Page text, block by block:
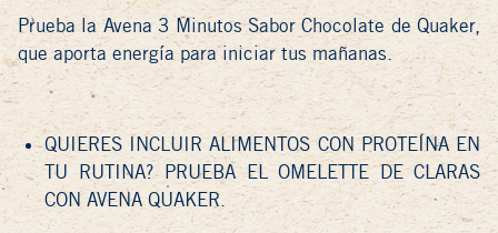
Prueba la Avena 3 Minutos Sabor Chocolate de Quaker,
que aporta energía para iniciar tus mañanas.
QUIERES INCLUIR ALIMENTOS CON PROTEÍNA EN
TU RUTINA? PRUEBA EL OMELETTE DE CLARAS
CON AVENA QUAKER.